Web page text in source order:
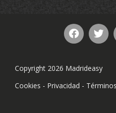
Copyright 2026 Madrideasy
Cookies - Privacidad -